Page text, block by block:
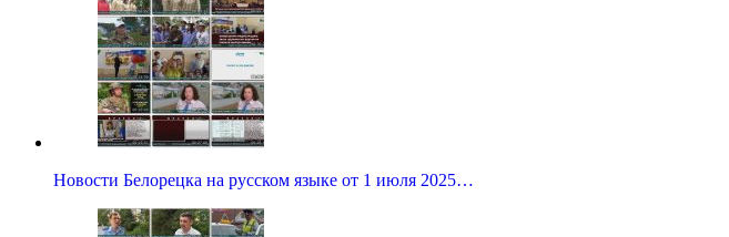
Новости Белорецка на русском языке от 1 июля 2025…